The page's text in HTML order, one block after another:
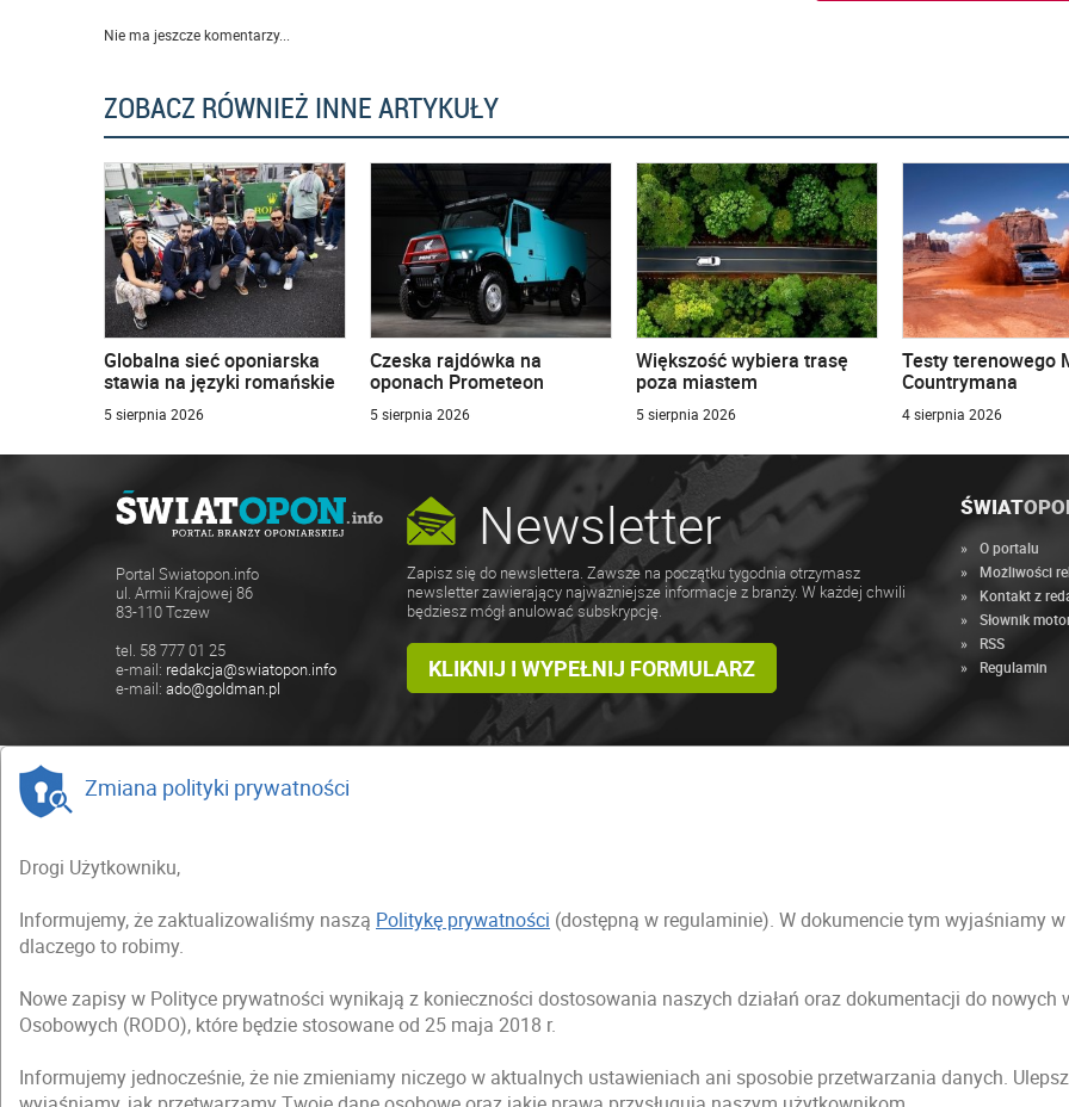
Nie ma jeszcze komentarzy...
ZOBACZ RÓWNIEŻ INNE ARTYKUŁY
Globalna sieć oponiarska
stawia na języki romańskie
5 sierpnia 2026
Czeska rajdówka na
oponach Prometeon
5 sierpnia 2026
Większość wybiera trasę
poza miastem
5 sierpnia 2026
Testy terenowego
Countrymana
4 sierpnia 2026
Portal Swiatopon.info
ul. Armii Krajowej 86
83-110 Tczew
tel. 58 777 01 25
e-mail: redakcja@swiatopon.info
e-mail: ado@goldman.pl
Newsletter
Zapisz się do newslettera. Zawsze na początku tygodnia otrzymasz
newsletter zawierający najważniejsze informacje z branży. W każdej chwili
będziesz mógł anulować subskrypcję.
KLIKNIJ I WYPEŁNIJ FORMULARZ
ŚWIAT
O portalu
Możliwości
Kontakt z
Słownik
RSS
Regulamin
Zmiana polityki prywatności
Drogi Użytkowniku,
Informujemy, że zaktualizowaliśmy naszą Politykę prywatności (dostępną w regulaminie). W dokumencie tym wyjaśniamy
dlaczego to robimy.
Nowe zapisy w Polityce prywatności wynikają z konieczności dostosowania naszych działań oraz dokumentacji do
Osobowych (RODO), które będzie stosowane od 25 maja 2018 r.
Informujemy jednocześnie, że nie zmieniamy niczego w aktualnych ustawieniach ani sposobie przetwarzania danych.